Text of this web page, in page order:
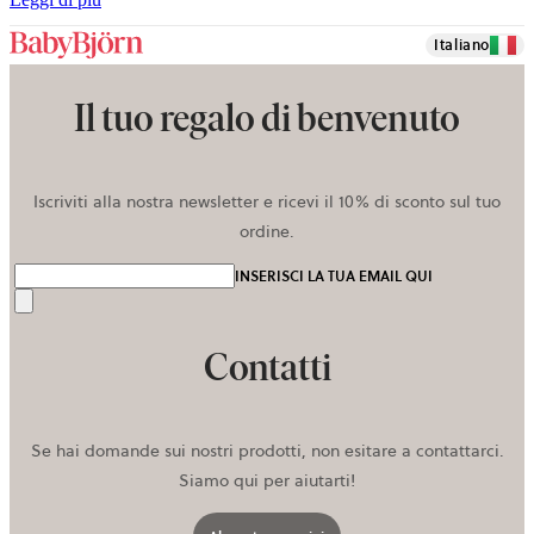
Italiano
Il tuo regalo di benvenuto
Iscriviti alla nostra newsletter e ricevi il 10% di sconto sul tuo
ordine.
INSERISCI LA TUA EMAIL QUI
Contatti
Se hai domande sui nostri prodotti, non esitare a contattarci.
Siamo qui per aiutarti!